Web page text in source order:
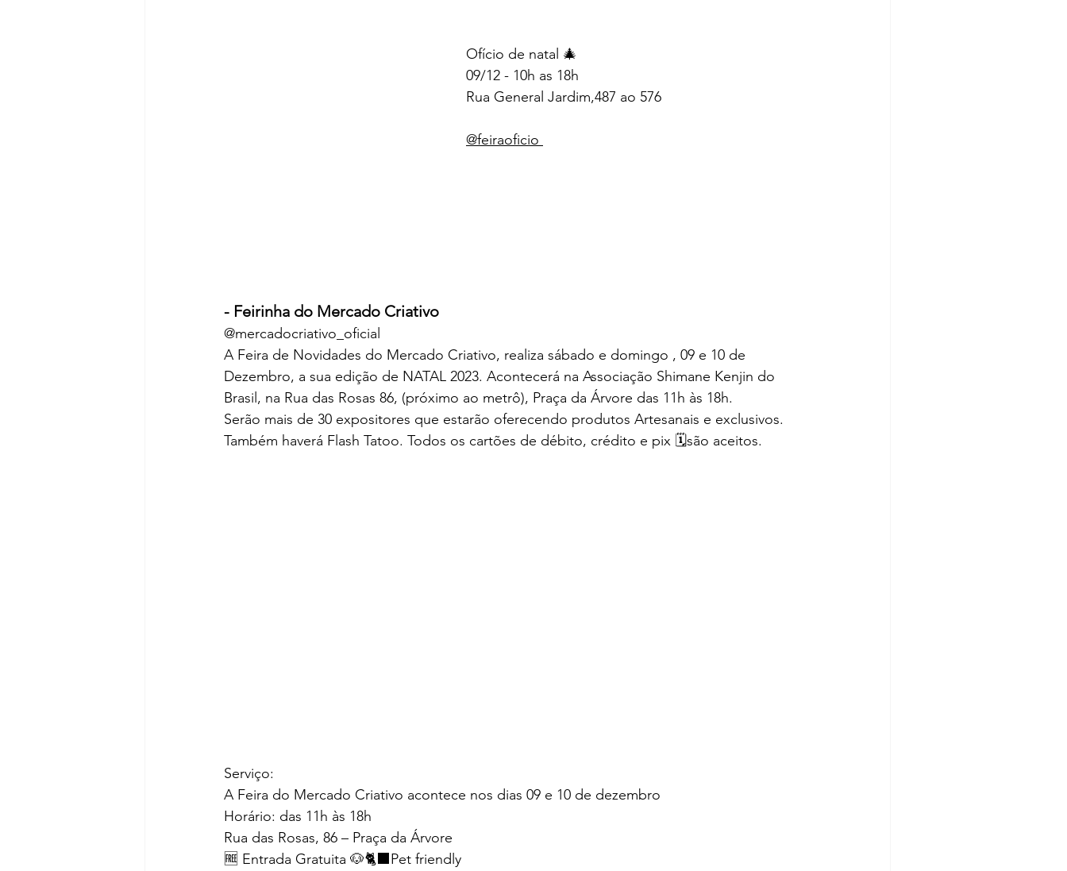
Ofício de natal 🎄
09/12 - 10h as 18h
Rua General Jardim,487 ao 576
@feiraoficio
- Feirinha do Mercado Criativo
@mercadocriativo_oficial
A Feira de Novidades do Mercado Criativo, realiza sábado e domingo , 09 e 10 de
Dezembro, a sua edição de NATAL 2023. Acontecerá na Associação Shimane Kenjin do
Brasil, na Rua das Rosas 86, (próximo ao metrô), Praça da Árvore das 11h às 18h.
Serão mais de 30 expositores que estarão oferecendo produtos Artesanais e exclusivos.
Também haverá Flash Tatoo. Todos os cartões de débito, crédito e pix 🗓são aceitos.
Serviço:
A Feira do Mercado Criativo acontece nos dias 09 e 10 de dezembro
Horário: das 11h às 18h
Rua das Rosas, 86 – Praça da Árvore
🆓️ Entrada Gratuita 🐶🐈‍⬛Pet friendly